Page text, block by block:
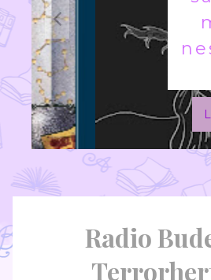
nesse
Ler o post
Radio